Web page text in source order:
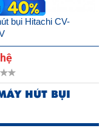
bụi Hitachi CV-
HÚT BỤI